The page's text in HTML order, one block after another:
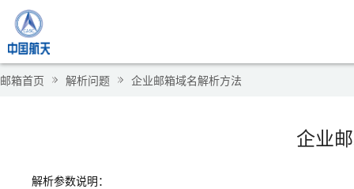
邮箱首页 解析问题 企业邮箱域名解析方法
企业
解析参数说明：